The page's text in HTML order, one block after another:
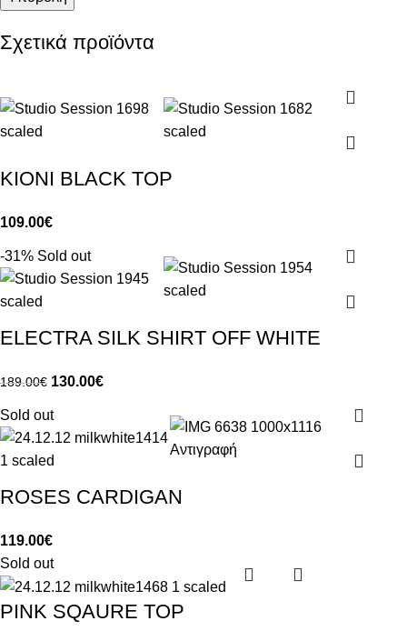
Σχετικά προϊόντα
KIONI BLACK TOP
109.00€
-31% Sold out
ELECTRA SILK SHIRT OFF WHITE
189.00€ 130.00€
Sold out
ROSES CARDIGAN
119.00€
Sold out
PINK SQAURE TOP